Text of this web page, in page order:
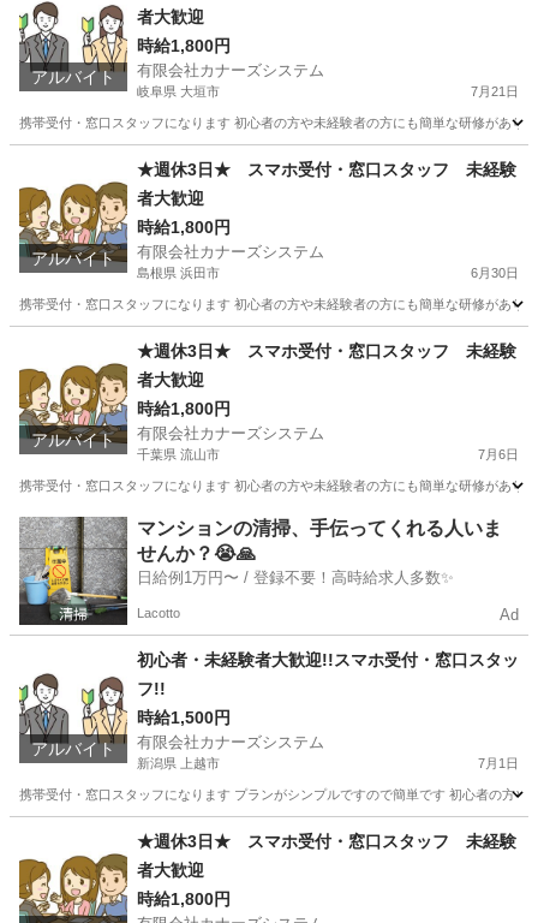
アルバイト
者大歓迎
時給1,800円
有限会社カナーズシステム
岐阜県 大垣市 7月21日
携帯受付・窓口スタッフになります 初心者の方や未経験者の方にも簡単な研修があ
携帯ショップ
アルバイト
★週休3日★ スマホ受付・窓口スタッフ 未経験
者大歓迎
時給1,800円
有限会社カナーズシステム
島根県 浜田市 6月30日
携帯受付・窓口スタッフになります 初心者の方や未経験者の方にも簡単な研修があ
携帯ショップ スタッフ
アルバイト
★週休3日★ スマホ受付・窓口スタッフ 未経験
者大歓迎
時給1,800円
有限会社カナーズシステム
千葉県 流山市 7月6日
携帯受付・窓口スタッフになります 初心者の方や未経験者の方にも簡単な研修があ
千葉 流山市 携帯ショップ 時給
マンションの清掃、手伝ってくれる人いま
せんか？😭🙏
日給例1万円〜 / 登録不要！高時給求人多数✨
Lacotto Ad
アルバイト
初心者・未経験者大歓迎!!スマホ受付・窓口スタッ
フ!!
時給1,500円
有限会社カナーズシステム
新潟県 上越市 7月1日
携帯受付・窓口スタッフになります プランがシンプルですので簡単です 初心者の方
携帯ショップ スタッフ
★週休3日★ スマホ受付・窓口スタッフ 未経験
者大歓迎
時給1,800円